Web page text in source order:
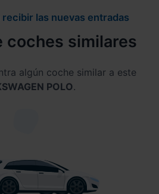
las nuevas entradas
coches similares
algún coche similar a este
POLO.